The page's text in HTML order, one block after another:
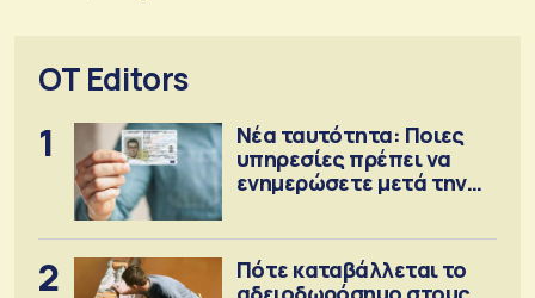
OT Editors
1
Νέα ταυτότητα: Ποιες
υπηρεσίες πρέπει να
ενημερώσετε μετά την
2
Πότε καταβάλλεται το